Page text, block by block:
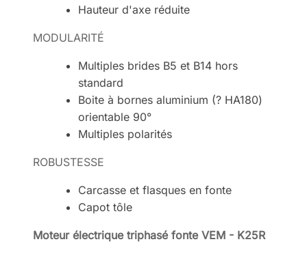
Hauteur d'axe réduite
MODULARITÉ
Multiples brides B5 et B14 hors
standard
Boite à bornes aluminium (? HA180)
orientable 90°
Multiples polarités
ROBUSTESSE
Carcasse et flasques en fonte
Capot tôle
Moteur électrique triphasé fonte VEM - K25R